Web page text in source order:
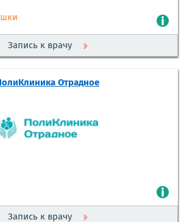
Запись к врачу
Отрадное
Запись к врачу